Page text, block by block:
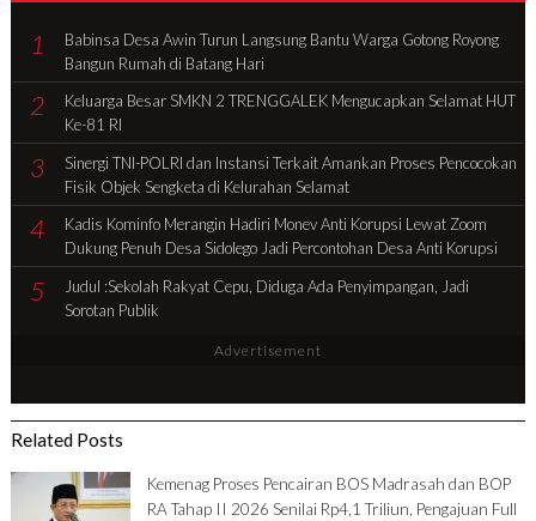
1
Babinsa Desa Awin Turun Langsung Bantu Warga Gotong Royong
Bangun Rumah di Batang Hari
2
Keluarga Besar SMKN 2 TRENGGALEK Mengucapkan Selamat HUT
Ke-81 RI
3
Sinergi TNI-POLRI dan Instansi Terkait Amankan Proses Pencocokan
Fisik Objek Sengketa di Kelurahan Selamat
4
Kadis Kominfo Merangin Hadiri Monev Anti Korupsi Lewat Zoom
Dukung Penuh Desa Sidolego Jadi Percontohan Desa Anti Korupsi
5
Judul :Sekolah Rakyat Cepu, Diduga Ada Penyimpangan, Jadi
Sorotan Publik
Advertisement
Related Posts
Kemenag Proses Pencairan BOS Madrasah dan BOP
RA Tahap II 2026 Senilai Rp4,1 Triliun, Pengajuan Full